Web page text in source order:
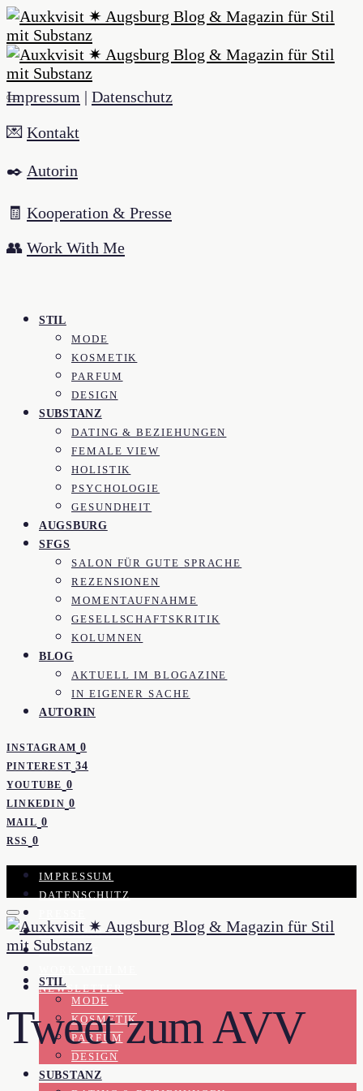
Impressum | Datenschutz
💌 Kontakt
✒️ Autorin
🧾 Kooperation & Presse
👥 Work With Me
STIL
MODE
KOSMETIK
PARFUM
DESIGN
SUBSTANZ
DATING & BEZIEHUNGEN
FEMALE VIEW
HOLISTIK
PSYCHOLOGIE
GESUNDHEIT
AUGSBURG
SFGS
SALON FÜR GUTE SPRACHE
REZENSIONEN
MOMENTAUFNAHME
GESELLSCHAFTSKRITIK
KOLUMNEN
BLOG
AKTUELL IM BLOGAZINE
IN EIGENER SACHE
AUTORIN
INSTAGRAM 0
PINTEREST 34
YOUTUBE 0
LINKEDIN 0
MAIL 0
RSS 0
IMPRESSUM
DATENSCHUTZ
KOOPERATION
KONTAKT
NEWSLETTER
STIL
MODE
KOSMETIK
PARFUM
DESIGN
SUBSTANZ
Tweet zum AVV